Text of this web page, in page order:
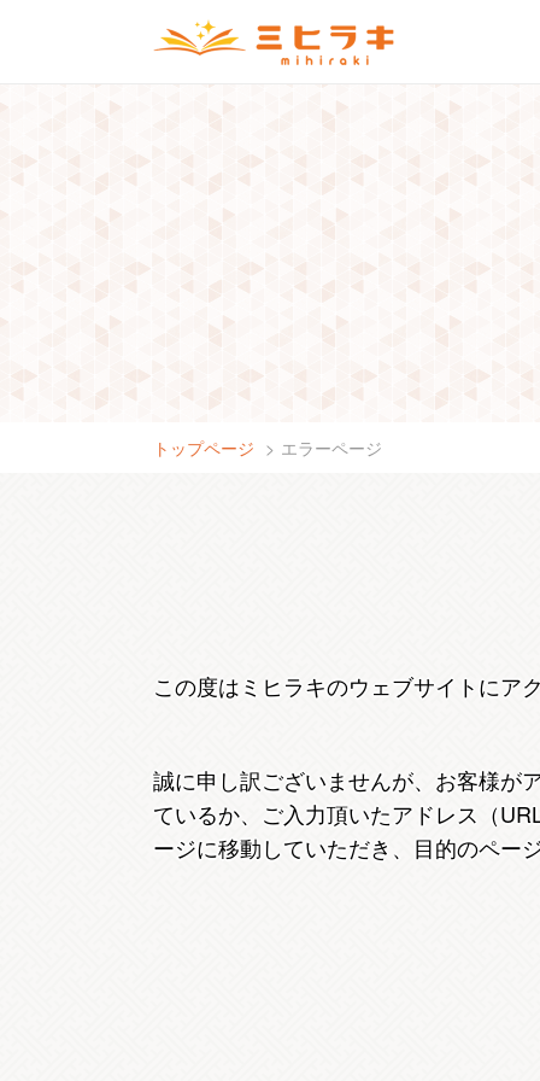
トップページ エラーページ
この度はミヒラキのウェブサイトにア
誠に申し訳ございませんが、お客様が
ているか、ご入力頂いたアドレス（
ージに移動していただき、目的のペー